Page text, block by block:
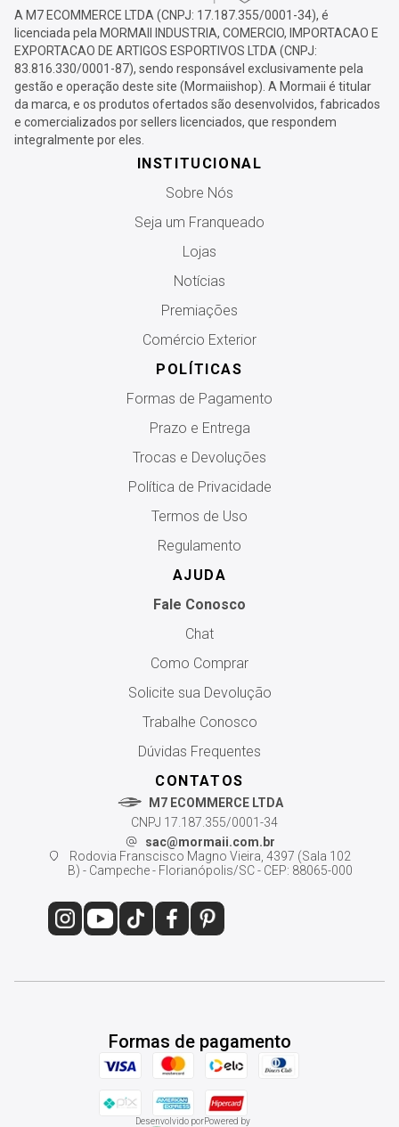
A M7 ECOMMERCE LTDA (CNPJ: 17.187.355/0001-34), é
licenciada pela MORMAII INDUSTRIA, COMERCIO, IMPORTACAO E
EXPORTACAO DE ARTIGOS ESPORTIVOS LTDA (CNPJ:
83.816.330/0001-87), sendo responsável exclusivamente pela
gestão e operação deste site (Mormaiishop). A Mormaii é titular
da marca, e os produtos ofertados são desenvolvidos, fabricados
e comercializados por sellers licenciados, que respondem
integralmente por eles.
INSTITUCIONAL
Sobre Nós
Seja um Franqueado
Lojas
Notícias
Premiações
Comércio Exterior
POLÍTICAS
Formas de Pagamento
Prazo e Entrega
Trocas e Devoluções
Política de Privacidade
Termos de Uso
Regulamento
AJUDA
Fale Conosco
Chat
Como Comprar
Solicite sua Devolução
Trabalhe Conosco
Dúvidas Frequentes
CONTATOS
M7 ECOMMERCE LTDA
CNPJ 17.187.355/0001-34
sac@mormaii.com.br
Rodovia Franscisco Magno Vieira, 4397 (Sala 102
B) - Campeche - Florianópolis/SC - CEP: 88065-000
Formas de pagamento
Desenvolvido porPowered by